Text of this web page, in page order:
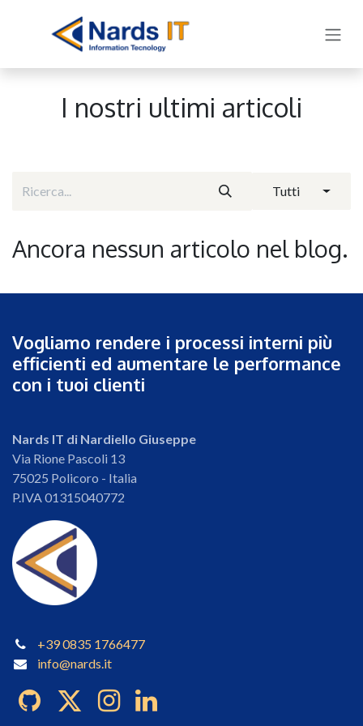
I nostri ultimi articoli
Tutti
Ancora nessun articolo nel blog.
Vogliamo rendere i processi interni più
efficienti ed aumentare le performance
con i tuoi clienti
Nards IT di Nardiello Giuseppe
Via Rione Pascoli 13
75025 Policoro - Italia
P.IVA 01315040772
+39 0835 1766477
info@nards.it